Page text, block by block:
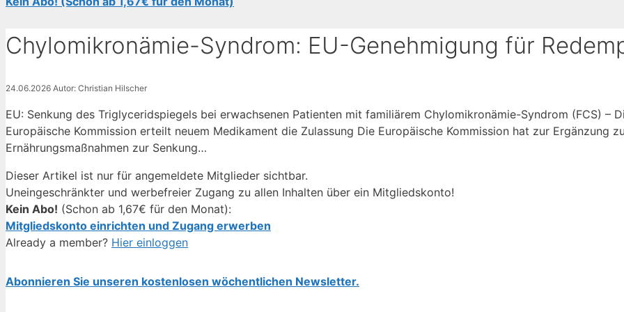
Chylomikronämie-Syndrom: EU-Genehmigung für
24.06.2026 Autor: Christian Hilscher
EU: Senkung des Triglyceridspiegels bei erwachsenen Patienten mit familiärem Chylomikronämie-Syndrom (FCS) –
Europäische Kommission erteilt neuem Medikament die Zulassung Die Europäische Kommission hat zur Ergänzung zu
Ernährungsmaßnahmen zur Senkung…
Dieser Artikel ist nur für angemeldete Mitglieder sichtbar.
Uneingeschränkter und werbefreier Zugang zu allen Inhalten über ein Mitgliedskonto!
Kein Abo! (Schon ab 1,67€ für den Monat):
Mitgliedskonto einrichten und Zugang erwerben
Already a member? Hier einloggen
Abonnieren Sie unseren kostenlosen wöchentlichen Newsletter.